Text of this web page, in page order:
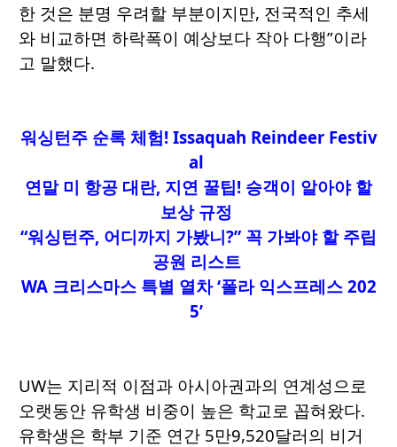
한 것은 분명 우려할 부분이지만, 전국적인 추세
와 비교하면 하락폭이 예상보다 작아 다행”이라
고 말했다.
워싱턴주 순록 체험! Issaquah Reindeer Festiv
al
연말 미 항공 대란, 지연 꿀팁! 승객이 알아야 할
보상 규정
“워싱턴주, 어디까지 가봤니?” 꼭 가봐야 할 주립
공원 리스트
WA 크리스마스 특별 열차 ‘폴라 익스프레스 202
5’
UW는 지리적 이점과 아시아권과의 연계성으로
오랫동안 유학생 비중이 높은 학교로 꼽혀왔다.
유학생은 학부 기준 연간 5만9,520달러의 비거